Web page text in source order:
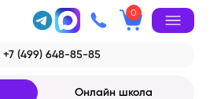
0
+7 (499) 648-85-85
Онлайн школа